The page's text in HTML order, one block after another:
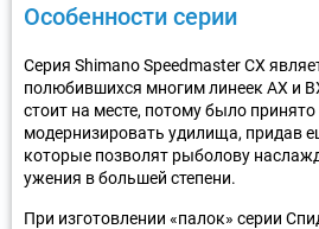
Особенности серии
Серия Shimano Speedmaster CX
полюбившихся многим линеек АХ и
стоит на месте, потому было
модернизировать удилища, придав
которые позволят рыболову
ужения в большей степени.
При изготовлении «палок» серии